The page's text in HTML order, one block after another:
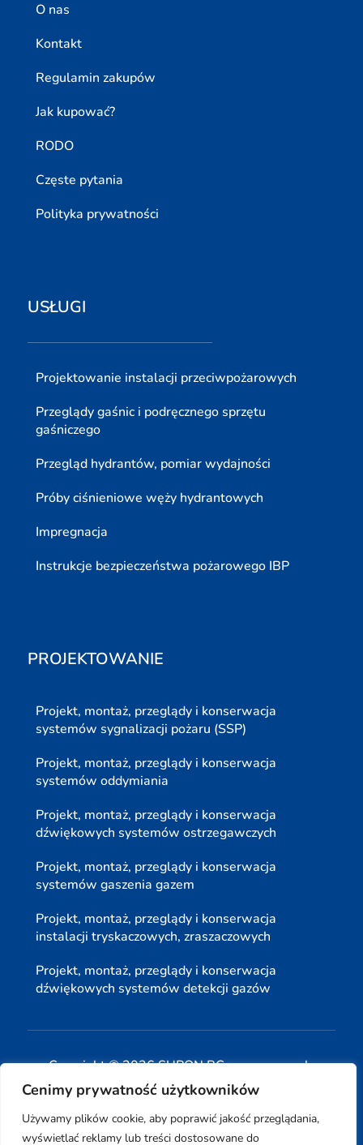
Cenimy prywatność użytkowników
Używamy plików cookie, aby poprawić jakość przeglądania,
wyświetlać reklamy lub treści dostosowane do
O nas
Kontakt
Regulamin zakupów
Jak kupować?
RODO
Częste pytania
Polityka prywatności
USŁUGI
Projektowanie instalacji przeciwpożarowych
Przeglądy gaśnic i podręcznego sprzętu
gaśniczego
Przegląd hydrantów, pomiar wydajności
Próby ciśnieniowe węży hydrantowych
Impregnacja
Instrukcje bezpieczeństwa pożarowego IBP
PROJEKTOWANIE
Projekt, montaż, przeglądy i konserwacja
systemów sygnalizacji pożaru (SSP)
Projekt, montaż, przeglądy i konserwacja
systemów oddymiania
Projekt, montaż, przeglądy i konserwacja
dźwiękowych systemów ostrzegawczych
Projekt, montaż, przeglądy i konserwacja
systemów gaszenia gazem
Projekt, montaż, przeglądy i konserwacja
instalacji tryskaczowych, zraszaczowych
Projekt, montaż, przeglądy i konserwacja
dźwiękowych systemów detekcji gazów
Copyright © 2026 SUPON BC sp, z o. o. sp. k.
| Realizacja: www.woh.group